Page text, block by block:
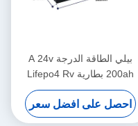
بيلي الطاقة الدرجة A 24v
200ah بطارية Lifepo4 Rv
الطاقة الشمسية Lifepo4
البطارية البحرية دورة عميقة
احصل على افضل سعر